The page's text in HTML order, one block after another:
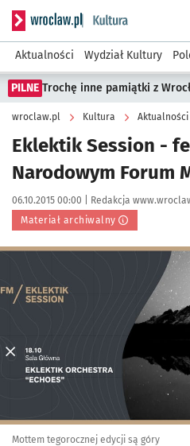
Serwis informacyjny
Aktualności Wydział Kultury
PILNE Trochę inne pamiątki z
wroclaw.pl Kultura Aktualności
Eklektik Session -
Narodowym Forum
Data publikacji:
06.10.2015 00:00 | Autor:
Redakcja
Materiał archiwalny
Kliknij, aby powiększyć
Mottem tegorocznej edycji są góry